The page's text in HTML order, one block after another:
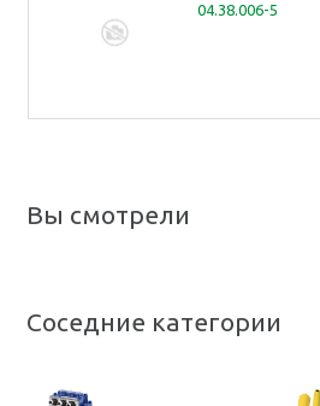
04.38.006-5
Вы смотрели
Соседние категории